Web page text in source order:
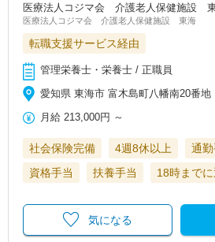
医療法人コジマ会 介護老人保健施設
医療法人コジマ会 介護老人保健施設 東海
転職支援サービス経由
管理栄養士・栄養士 / 正職員
愛知県 東海市 富木島町八幡南20番地
月給 213,000円 ～
社会保険完備 4週8休以上 通勤
資格手当
扶養手当 18時まで
気になる